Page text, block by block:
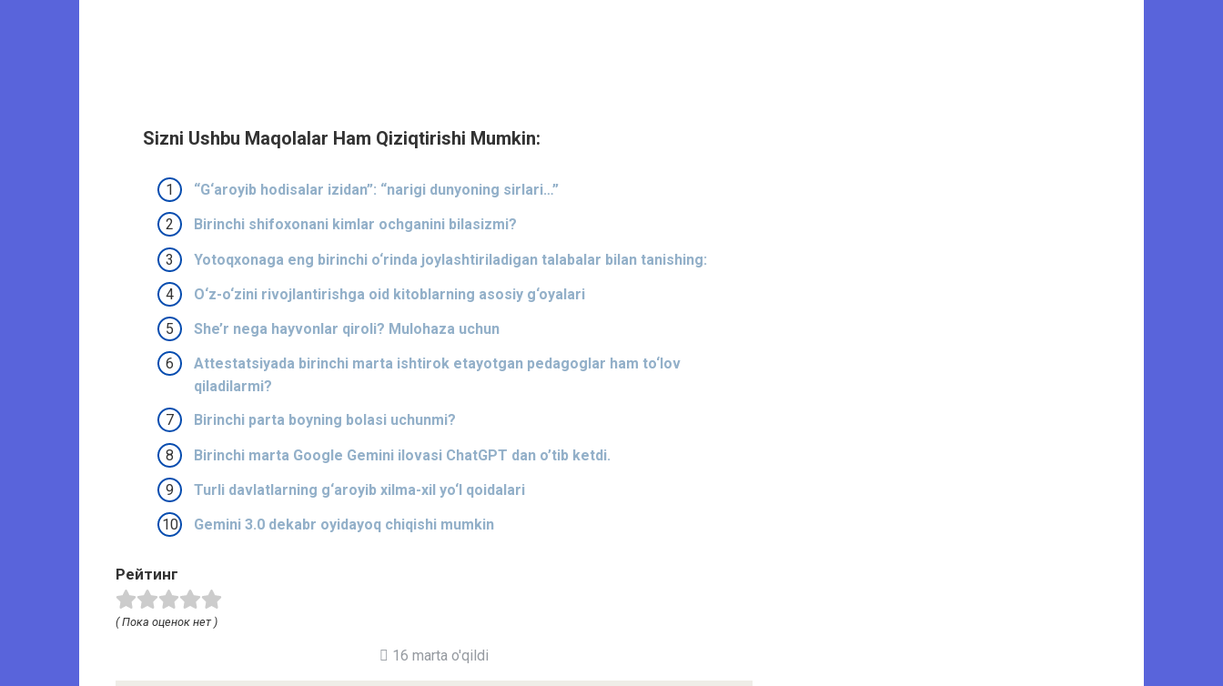
Sizni Ushbu Maqolalar Ham Qiziqtirishi Mumkin:
“G‘aroyib hodisalar izidan”: “narigi dunyoning sirlari…”
Birinchi shifoxonani kimlar ochganini bilasizmi?
Yotoqxonaga eng birinchi o‘rinda joylashtiriladigan talabalar bilan tanishing:
O‘z-o‘zini rivojlantirishga oid kitoblarning asosiy g‘oyalari
She’r nega hayvonlar qiroli? Mulohaza uchun
Attestatsiyada birinchi marta ishtirok etayotgan pedagoglar ham to‘lov
qiladilarmi?
Birinchi parta boyning bolasi uchunmi?
Birinchi marta Google Gemini ilovasi ChatGPT dan o’tib ketdi.
Turli davlatlarning g‘aroyib xilma-xil yo‘l qoidalari
Gemini 3.0 dekabr oyidayoq chiqishi mumkin
Рейтинг
( Пока оценок нет )
16 marta o'qildi